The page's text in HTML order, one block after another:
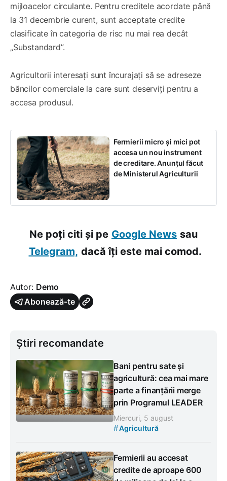
mijloacelor circulante. Pentru creditele acordate până
la 31 decembrie curent, sunt acceptate credite
clasificate în categoria de risc nu mai rea decât
„Substandard”.
Agricultorii interesați sunt încurajați să se adreseze
băncilor comerciale la care sunt deserviți pentru a
accesa produsul.
Fermierii micro și mici pot
accesa un nou instrument
de creditare. Anunțul făcut
de Ministerul Agriculturii
Ne poți citi și pe Google News sau
Telegram, dacă îți este mai comod.
Autor: Demo
Abonează-te
Știri recomandate
Bani pentru sate și
agricultură: cea mai mare
parte a finanțării merge
prin Programul LEADER
Miercuri, 5 august
#Agricultură
Fermierii au accesat
credite de aproape 600